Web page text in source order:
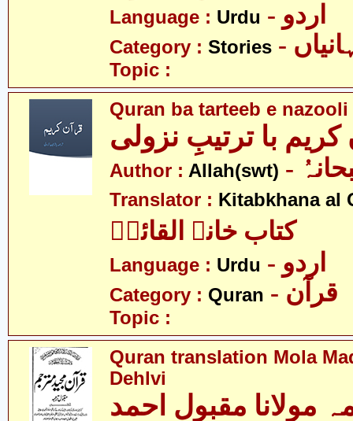
Language : Urdu - اردو
Category : Stories
Topic :
Quran ba tarteeb e nazooli
کریم با ترتیبِ نزولی
Author : Allah(swt)
Translator : Kitabkhana al
کتاب خانہ القائمؑ
Language : Urdu - اردو
Category : Quran - قرآن
Topic :
Quran translation Mola
Dehlvi
مولانا مقبول احمد